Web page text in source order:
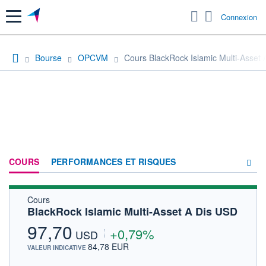
Menu Connexion
Bourse OPCVM Cours BlackRock Islamic Multi-Asset
COURS PERFORMANCES ET RISQUES
Cours
BlackRock Islamic Multi-Asset A Dis USD
97,70 USD +0,79%
VALEUR INDICATIVE 84,78 EUR